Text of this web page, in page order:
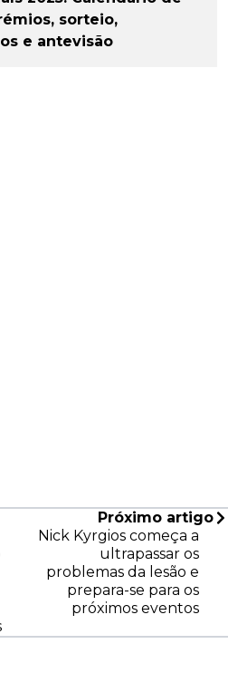
sorteio,
e antevisão
Próximo artigo
Nick Kyrgios começa a
ultrapassar os
problemas da lesão e
prepara-se para os
próximos eventos